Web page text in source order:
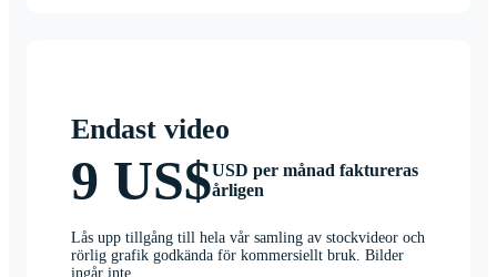
Endast video
9 US$USD per månad faktureras
årligen
Lås upp tillgång till hela vår samling av stockvideor och
rörlig grafik godkända för kommersiellt bruk. Bilder
ingår inte.